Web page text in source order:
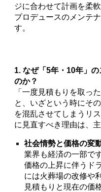
ジに合わせて計画を柔
プロデュースのメンテ
す。
1. なぜ「5年・10年」
のか？
「一度見積もりを取っ
と、いざという時にそ
を混乱させてしまうリ
に見直すべき理由は、
社会情勢と価格の変
業界も経済の一部で
価格の上昇に伴うド
には火葬場の改修や
見積もりと現在の価